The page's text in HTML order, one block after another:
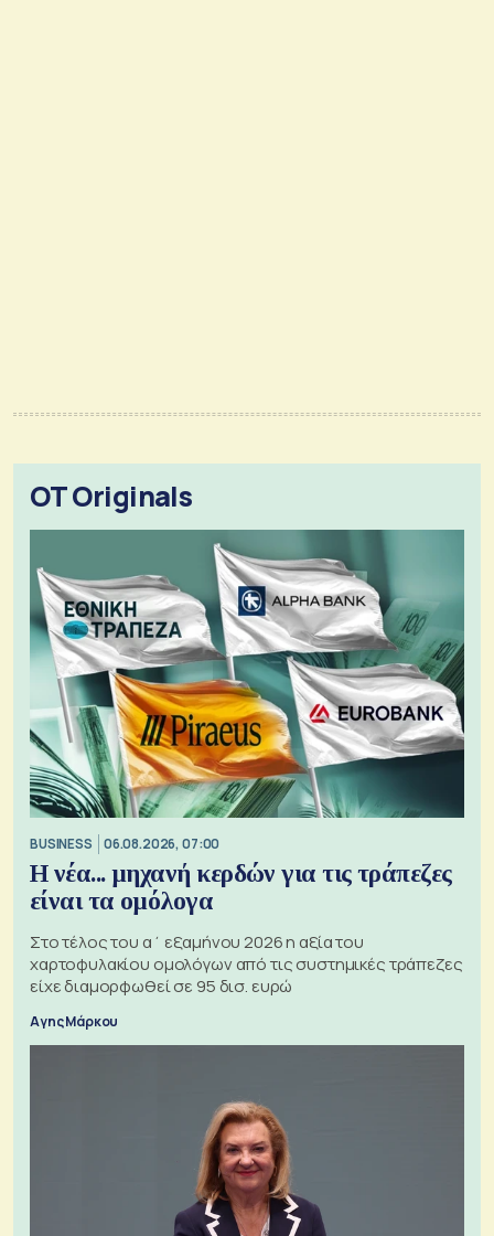
OT Originals
BUSINESS 06.08.2026, 07:00
Η νέα... μηχανή κερδών για τις τράπεζες
είναι τα ομόλογα
Στο τέλος του α΄ εξαμήνου 2026 η αξία του
χαρτοφυλακίου ομολόγων από τις συστημικές τράπεζες
είχε διαμορφωθεί σε 95 δισ. ευρώ
Αγης Μάρκου